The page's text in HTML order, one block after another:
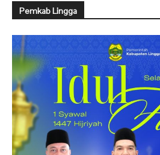
Pemkab Lingga